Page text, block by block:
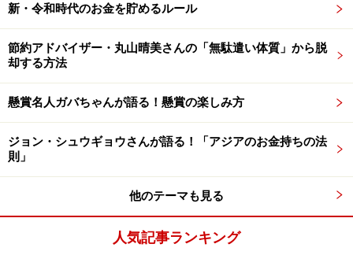
とはいえ、幸い「実家という環境があったため、それほ
ど貧困を感じる事はなかったです。就職してからも1年
間は住民税非課税でいられるので、その期間は貯蓄もで
きて、かなり助かりました」と渡辺さん。
今の暮らしで大切にしていることは「とにかく、支出が
収入を超えないようにすること。家計簿は、費目にこだ
わらず金額だけはつける。収入を下回る月と上回る月が
の生活サイズをキープし、貯金につとめている」と堅実
に過ごしているようでした。
新・令和時代のお金を貯めるルール
節約アドバイザー・丸山晴美さんの「無駄遣い体質」から脱
却する方法
懸賞名人ガバちゃんが語る！懸賞の楽しみ方
ジョン・シュウギョウさんが語る！「アジアのお金持ちの法
則」
他のテーマも見る
人気記事ランキング